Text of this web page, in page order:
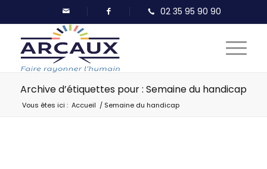
Archive d’étiquettes pour : Semaine du handicap
Vous êtes ici : Accueil / Semaine du handicap